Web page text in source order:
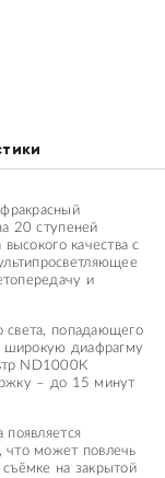
20 ступеней
качества с
и
света, попадающего
широкую диафрагму
ND1000К
– до 15 минут
появляется
что может повлечь
на закрытой